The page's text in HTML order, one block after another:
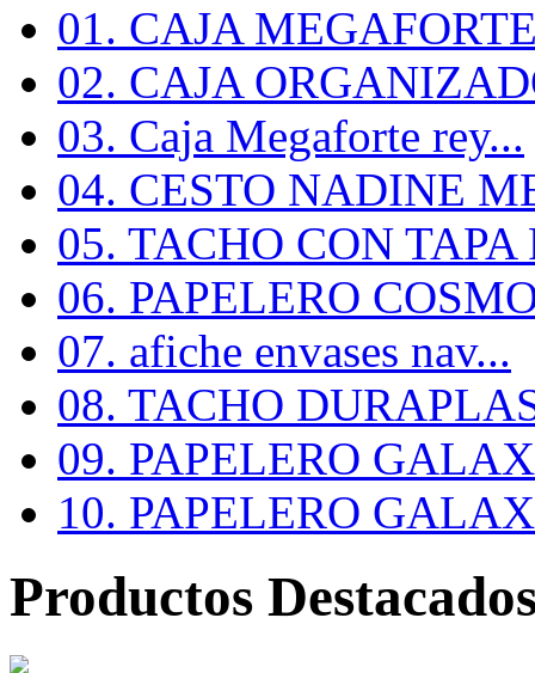
01. CAJA
02. CAJA
03. Caja Megaforte rey...
04. CESTO NADINE
05. TACHO CON TAPA
06. PAPELERO
07. afiche envases nav...
08. TACHO
09. PAPELERO
10. PAPELERO
Productos